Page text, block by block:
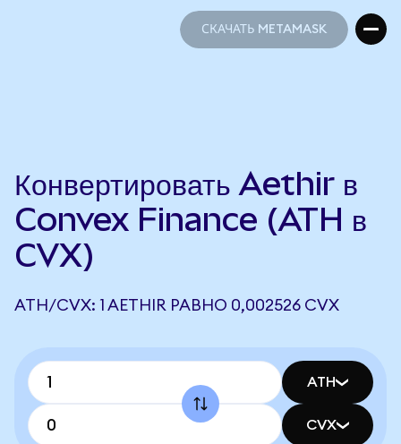
СКАЧАТЬ METAMASK
Конвертировать Aethir в
Convex Finance (ATH в
CVX)
ATH/CVX: 1 AETHIR РАВНО 0,002526 CVX
ATH
CVX